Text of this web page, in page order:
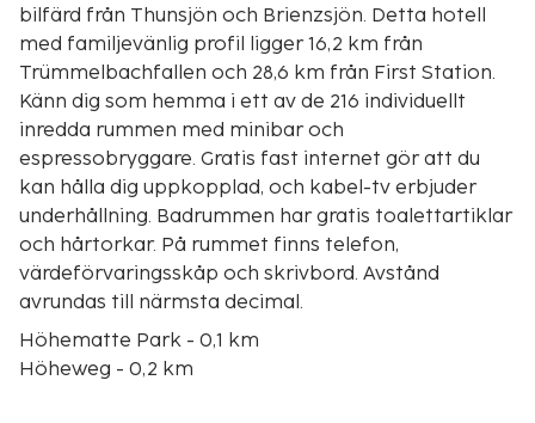
bilfärd från Thunsjön och Brienzsjön. Detta hotell
med familjevänlig profil ligger 16,2 km från
Trümmelbachfallen och 28,6 km från First Station.
Känn dig som hemma i ett av de 216 individuellt
inredda rummen med minibar och
espressobryggare. Gratis fast internet gör att du
kan hålla dig uppkopplad, och kabel-tv erbjuder
underhållning. Badrummen har gratis toalettartiklar
och hårtorkar. På rummet finns telefon,
värdeförvaringsskåp och skrivbord. Avstånd
avrundas till närmsta decimal.
Höhematte Park - 0,1 km
Höheweg - 0,2 km